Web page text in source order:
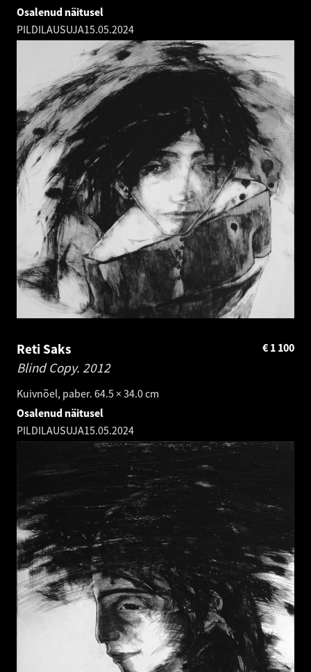
Osalenud näitusel
PILDILAUSUJA15.05.2024
Reti Saks
Blind Copy. 2012
Kuivnõel, paber. 64.5 × 34.0 cm
1 100
€
Osalenud näitusel
PILDILAUSUJA15.05.2024